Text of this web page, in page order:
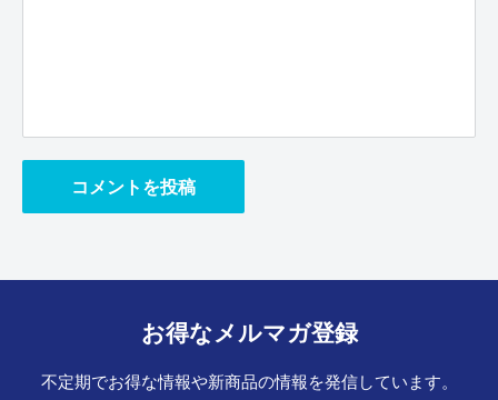
コメントを投稿
お得なメルマガ登録
不定期でお得な情報や新商品の情報を発信しています。